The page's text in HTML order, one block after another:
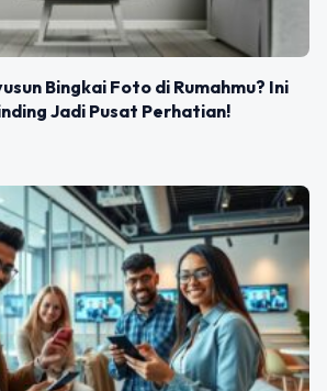
Bingkai Foto di Rumahmu? Ini
Jadi Pusat Perhatian!